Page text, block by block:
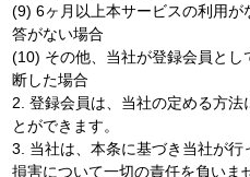
(9) 6ヶ月以上本サービスの利用
答がない場合
(10) その他、当社が登録会員とし
断した場合
2. 登録会員は、当社の定める方法
とができます。
3. 当社は、本条に基づき当社が
損害について一切の責任を負いま